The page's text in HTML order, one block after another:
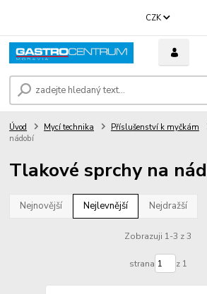
CZK
Úvod Mycí technika Příslušenství k myčkám
nádobí
Tlakové sprchy na
Nejnovější Nejlevnější Nejdražší
Zobrazuji 1-3 z 3
strana z 1